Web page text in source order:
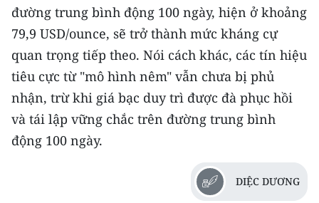
đường trung bình động 100 ngày, hiện ở khoảng
79,9 USD/ounce, sẽ trở thành mức kháng cự
quan trọng tiếp theo. Nói cách khác, các tín hiệu
tiêu cực từ "mô hình nêm" vẫn chưa bị phủ
nhận, trừ khi giá bạc duy trì được đà phục hồi
và tái lập vững chắc trên đường trung bình
động 100 ngày.
DIỆC DƯƠNG